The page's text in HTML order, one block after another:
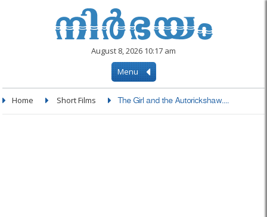
August 8, 2026 10:17 am
Menu
Home Short Films The Girl and the Autorickshaw....